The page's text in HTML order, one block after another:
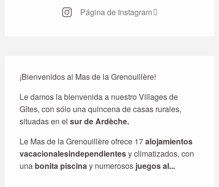
Página de Instagram
¡Bienvenidos al Mas de la Grenouillère!
Le damos la bienvenida a nuestro Villages de
Gîtes, con sólo una quincena de casas rurales,
situadas en el sur de Ardèche.
Le Mas de la Grenouillère ofrece 17 alojamientos
vacacionalesindependientes y climatizados, con
una bonita piscina y numerosos juegos al...